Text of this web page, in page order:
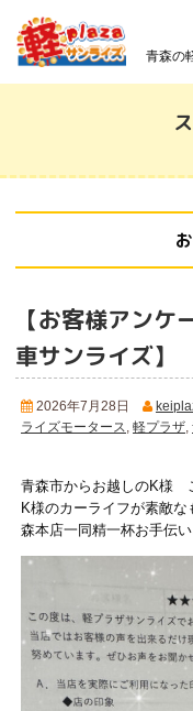
青森の
【お客様アン
車サンライズ】
2026年7月28日
ライズモータース
軽プラザ
青森市からお越しのK様
K様のカーライフが素敵
森本店一同精一杯お手伝